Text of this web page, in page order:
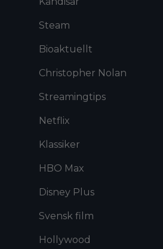
Steam
Bioaktuellt
Christopher Nolan
Streamingtips
Netflix
Klassiker
HBO Max
Disney Plus
Svensk film
Hollywood